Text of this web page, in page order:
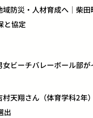
域防災・人材育成へ｜柴田
と協定
女ビーチバレーボール部
村天翔さん（体育学科2年
出